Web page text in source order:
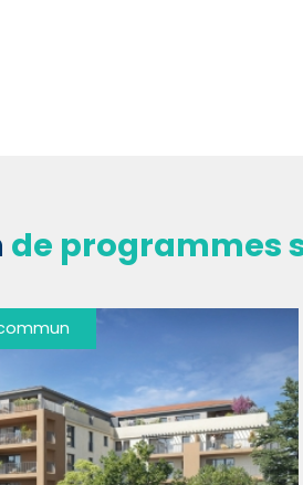
de programmes